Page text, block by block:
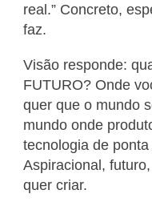
real.” Concreto,
faz.
Visão responde:
FUTURO? Onde
quer que o mundo
mundo onde
tecnologia de
Aspiracional,
quer criar.